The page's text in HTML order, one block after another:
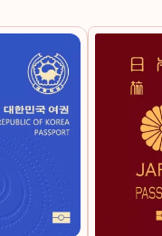
وجهة سفر:188